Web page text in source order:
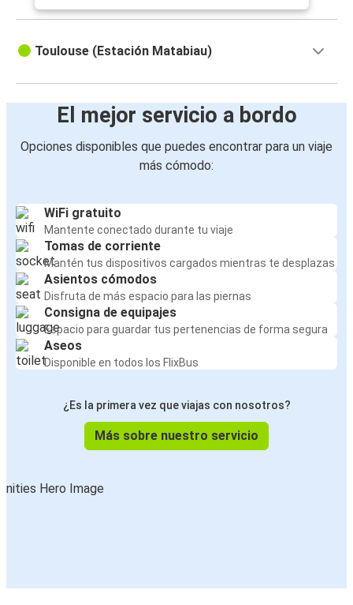
Toulouse (Estación Matabiau)
El mejor servicio a bordo
Opciones disponibles que puedes encontrar para un viaje
más cómodo:
WiFi gratuito
Mantente conectado durante tu viaje
Tomas de corriente
Mantén tus dispositivos cargados mientras te desplazas
Asientos cómodos
Disfruta de más espacio para las piernas
Consigna de equipajes
Espacio para guardar tus pertenencias de forma segura
Aseos
Disponible en todos los FlixBus
¿Es la primera vez que viajas con nosotros?
Más sobre nuestro servicio